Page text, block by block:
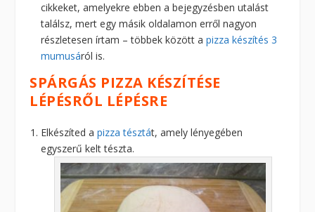
cikkeket, amelyekre ebben a bejegyzésben utalást
találsz, mert egy másik oldalamon erről nagyon
részletesen írtam – többek között apizza készítés 3
mumusáról is.
SPÁRGÁS PIZZA KÉSZÍTÉSE
LÉPÉSRŐL LÉPÉSRE
Elkészíted apizza tésztát, amely lényegében
egyszerű kelt tészta.